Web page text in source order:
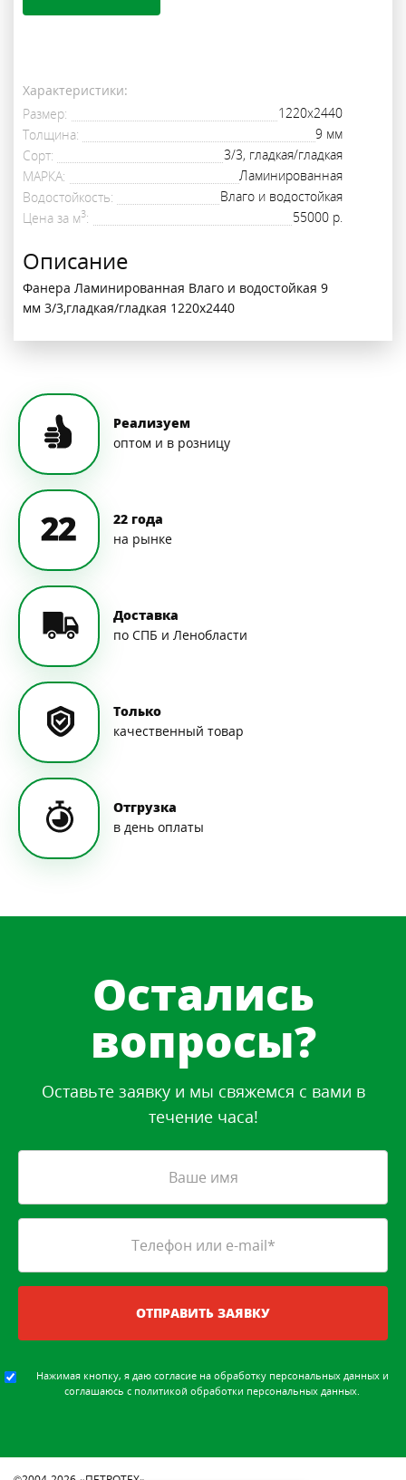
Характеристики:
Размер
1220х2440
Толщина
9 мм
Сорт
3/3, гладкая/гладкая
МАРКА
Ламинированная
Водостойкость
Влаго и водостойкая
Цена за м3 55000 р.
Описание
Фанера Ламинированная Влаго и водостойкая 9
мм 3/3,гладкая/гладкая 1220х2440
Реализуем
оптом и в розницу
22 года
на рынке
Доставка
по СПБ и Ленобласти
Только
качественный товар
Отгрузка
в день оплаты
Остались
вопросы?
Оставьте заявку и мы свяжемся с вами в
течение часа!
ОТПРАВИТЬ ЗАЯВКУ
Нажимая кнопку, я даю согласие на обработку персональных данныхи
соглашаюсь с политикой обработки персональных данных.